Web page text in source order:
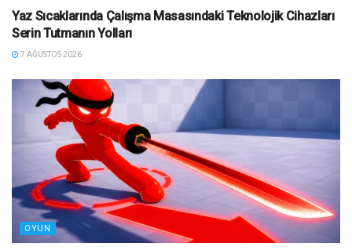
Yaz Sıcaklarında Çalışma Masasındaki Teknolojik Cihazları
Serin Tutmanın Yolları
7 AĞUSTOS 2026
OYUN